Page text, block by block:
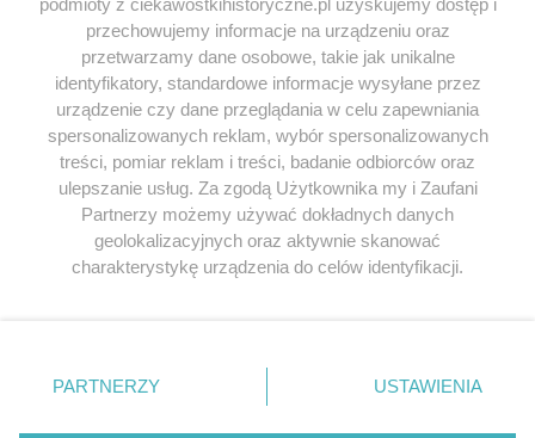
SERWIS
SPOŁECZNOŚĆ
WSPÓŁPRACA
KONTAKT
ODWIEDŹ RÓWNIEŻ:
podmioty z ciekawostkihistoryczne.pl uzyskujemy dostęp i
przechowujemy informacje na urządzeniu oraz
przetwarzamy dane osobowe, takie jak unikalne
identyfikatory, standardowe informacje wysyłane przez
urządzenie czy dane przeglądania w celu zapewniania
spersonalizowanych reklam, wybór spersonalizowanych
treści, pomiar reklam i treści, badanie odbiorców oraz
ulepszanie usług. Za zgodą Użytkownika my i Zaufani
Partnerzy możemy używać dokładnych danych
geolokalizacyjnych oraz aktywnie skanować
charakterystykę urządzenia do celów identyfikacji.
zmienić/wycofać klikając przycisk ustawień prywatności
znajdujący się w lewym dolnym rogu strony
. Niektóre
PARTNERZY USTAWIENIA